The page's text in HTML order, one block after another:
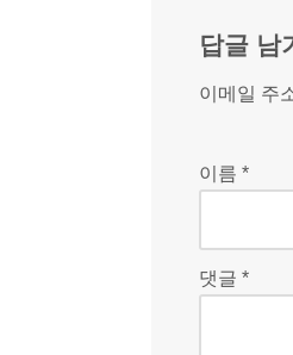
답글 남
이메일 주
이름 *
댓글 *